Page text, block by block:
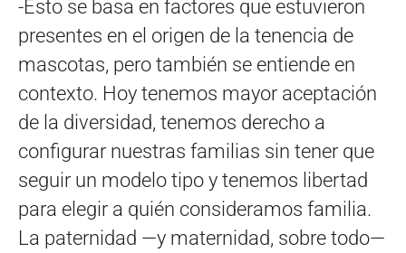
-Esto se basa en factores que estuvieron
presentes en el origen de la tenencia de
mascotas, pero también se entiende en
contexto. Hoy tenemos mayor aceptación
de la diversidad, tenemos derecho a
configurar nuestras familias sin tener que
seguir un modelo tipo y tenemos libertad
para elegir a quién consideramos familia.
La paternidad —y maternidad, sobre todo—